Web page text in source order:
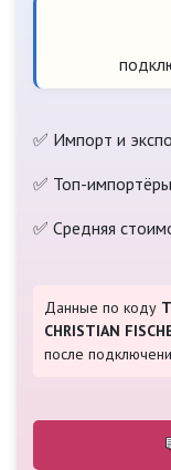
✅ Импорт и
✅ Топ-
✅ Средняя
Данные по коду
CHRISTIAN
после